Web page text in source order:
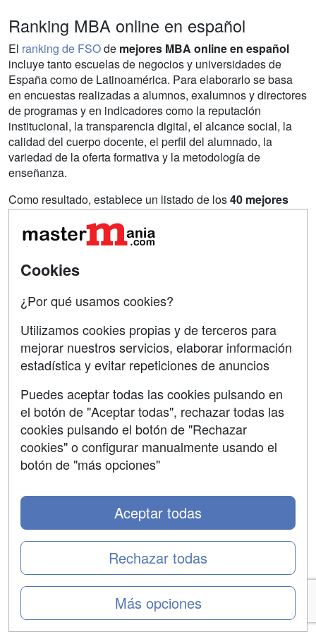
Ranking MBA online en español
El ranking de FSOde mejores MBA online en español
incluye tanto escuelas de negocios y universidades de
España como de Latinoamérica. Para elaborarlo se basa
en encuestas realizadas a alumnos, exalumnos y directores
de programas y en indicadores como la reputación
institucional, la transparencia digital, el alcance social, la
calidad del cuerpo docente, el perfil del alumnado, la
variedad de la oferta formativa y la metodología de
enseñanza.
Como resultado, establece un listado de los40 mejores
MBA online en español. En Mastermania hemos
recopiladolos 10 primeros:
Los mejores MBA online en
español
Según el ranking FSO
MBA online en español
1º
Global MBA
OBS Business School
2º
Máster Universitario en Dirección y
Administración de Empresas (MBA)
Cookies
¿Por qué usamos cookies?
Utilizamos cookies propias y de terceros para
mejorar nuestros servicios, elaborar información
estadística y evitar repeticiones de anuncios
Puedes aceptar todas las cookies pulsando en
el botón de "Aceptar todas", rechazar todas las
cookies pulsando el botón de "Rechazar
cookies" o configurar manualmente usando el
botón de "más opciones"
Más opciones
Rechazar todas
Aceptar todas